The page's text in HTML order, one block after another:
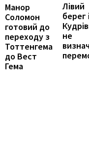
Манор
Соломон
готовий до
переходу з
Тоттенгема
до Вест
Гема
Лівий
берег
не